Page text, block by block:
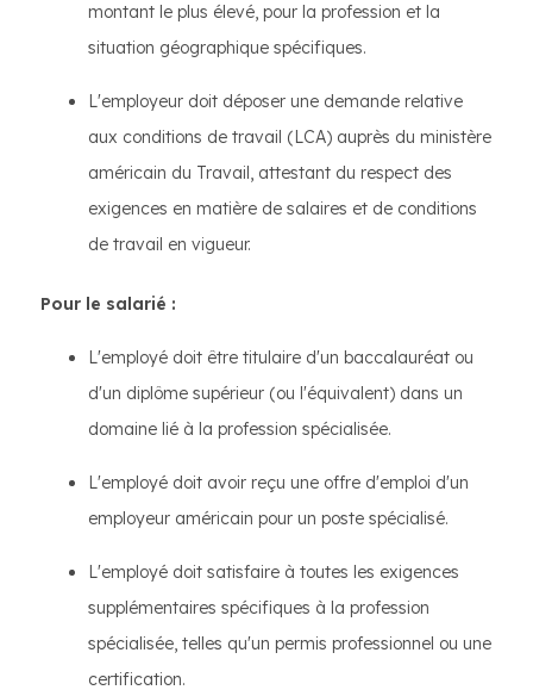
montant le plus élevé, pour la profession et la
situation géographique spécifiques.
L'employeur doit déposer une demande relative
aux conditions de travail (LCA) auprès du ministère
américain du Travail, attestant du respect des
exigences en matière de salaires et de conditions
de travail en vigueur.
Pour le salarié :
L'employé doit être titulaire d'un baccalauréat ou
d'un diplôme supérieur (ou l'équivalent) dans un
domaine lié à la profession spécialisée.
L'employé doit avoir reçu une offre d'emploi d'un
employeur américain pour un poste spécialisé.
L'employé doit satisfaire à toutes les exigences
supplémentaires spécifiques à la profession
spécialisée, telles qu'un permis professionnel ou une
certification.